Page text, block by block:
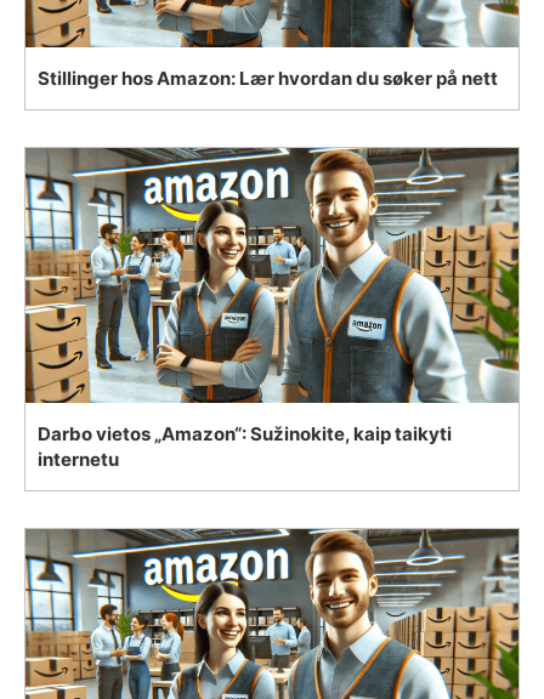
Stillinger hos Amazon: Lær hvordan du søker på nett
Darbo vietos „Amazon“: Sužinokite, kaip taikyti
internetu